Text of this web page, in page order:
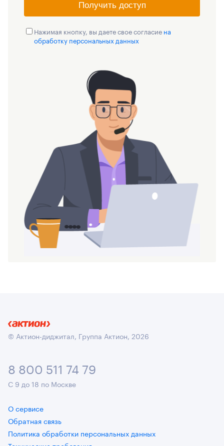
Получить доступ
Нажимая кнопку, вы даете свое согласие на
обработку персональных данных
© Актион-диджитал, Группа Актион, 2026
8 800 511 74 79
С 9 до 18 по Москве
О сервисе
Обратная связь
Политика обработки персональных данных